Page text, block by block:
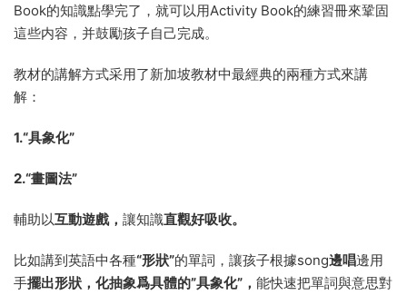
Book的知識點學完了，就可以用Activity Book的練習冊來鞏固
這些内容，并鼓勵孩子自己完成。
教材的講解方式采用了新加坡教材中最經典的兩種方式來講
解：
1.“具象化”
2.“畫圖法”
輔助以互動遊戲， 讓知識直觀好吸收。
比如講到英語中各種“形狀”的單詞，讓孩子根據song邊唱邊用
手擺出形狀，化抽象爲具體的”具象化”， 能快速把單詞與意思對